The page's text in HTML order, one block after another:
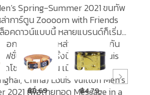
Spring-Summer 2021 ขนทัพ
าการ์ตูน Zoooom with Friends
อคดาวน์แบบนี้ หลายแบรนด์ก็เริ่ม
อกมาเสิร์ฟให้เหล่าสาวกได้ชมกัน
ฟชั่นโชว์ โดยครั้งนี้แบรนด์ Louis
โชว์ที่ท่าเรือ ณ เมืองเซี่ยงไฮ้
Louis Vuitton Men’s
in a ฿8,69
฿4,79